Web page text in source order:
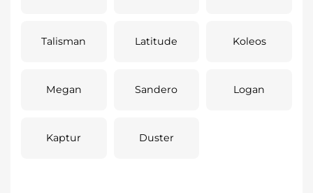
Talisman Latitude Koleos
Megan Sandero Logan
Kaptur Duster